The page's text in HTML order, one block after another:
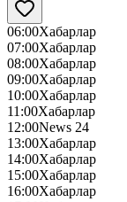
06:00Хабарлар
07:00Хабарлар
08:00Хабарлар
09:00Хабарлар
10:00Хабарлар
11:00Хабарлар
12:00News 24
13:00Хабарлар
14:00Хабарлар
15:00Хабарлар
16:00Хабарлар